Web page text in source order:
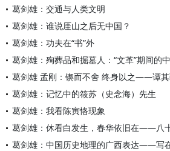
葛剑雄：交通与人类文明
葛剑雄：谁说厓山之后无中国？
葛剑雄：功夫在“书”外
葛剑雄：殉葬品和掘墓人：“文革”期间的
葛剑雄 孟刚：锲而不舍 终身以之——谭
葛剑雄：记忆中的筱苏（史念海）先生
葛剑雄：我看陈寅恪现象
葛剑雄：休看白发生，春华依旧在——八